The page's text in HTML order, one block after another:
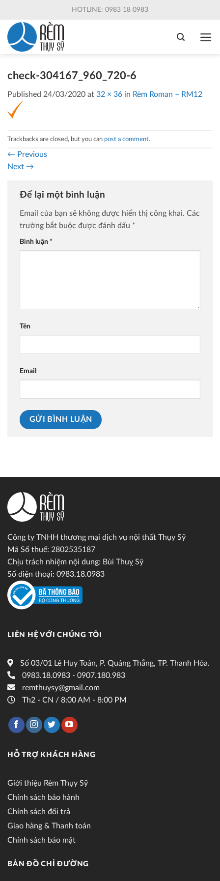
content
HOTLINE: 0983 18 0983
check-304167_960_720-6
Published 24/03/2020 at 32 × 36 in Rèm Roman – RM12
Trackbacks are closed, but you can post a comment.
← Previous
Next →
Để lại một bình luận
Email của bạn sẽ không được hiển thị công khai. Các
trường bắt buộc được đánh dấu *
Bình luận *
Tên
Email
Công ty TNHH thương mại dịch vụ nội thất Thụy Sỹ
Mã Số thuế: 2802535187
Chịu trách nhiệm nội dung: Bùi Thuỵ Sỹ
Số điện thoại: 0983.18.0983
LIÊN HỆ VỚI CHÚNG TÔI
Số 03/01 Lê Huy Toán, P. Quảng Thắng, TP. Thanh Hóa.
0983.18.0983 - 0907.180.983
remthuysy@gmail.com
Th2 - CN / 8:00 AM - 8:00 PM
HỖ TRỢ KHÁCH HÀNG
Giới thiệu Rèm Thụy Sỹ
Chính sách bảo hành
Chính sách đổi trả
Giao hàng & Thanh toán
Chính sách bảo mật
BẢN ĐỒ CHỈ ĐƯỜNG